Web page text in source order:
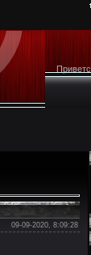
09-09-2020, 8:09:28